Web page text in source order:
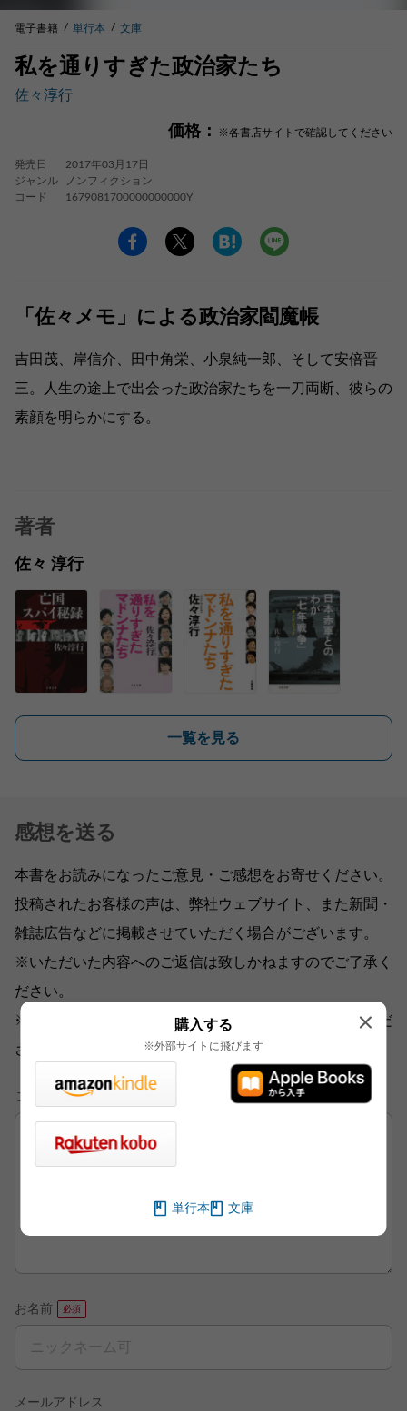
電子書籍 単行本 文庫
私を通りすぎた政治家たち
佐々淳行
価格： ※各書店サイトで確認してください
発売日
2017年03月17日
ジャンル
ノンフィクション
コード
1679081700000000000Y
「佐々メモ」による政治家閻魔帳
吉田茂、岸信介、田中角栄、小泉純一郎、そして安倍晋
三。人生の途上で出会った政治家たちを一刀両断、彼らの
素顔を明らかにする。
著者
佐々 淳行
一覧を見る
感想を送る
本書をお読みになったご意見・ご感想をお寄せください。
投稿されたお客様の声は、弊社ウェブサイト、また新聞・
雑誌広告などに掲載させていただく場合がございます。
※いただいた内容へのご返信は致しかねますのでご了承く
ださい。
※ご意見・ご感想以外は、 こちら
から各部門にお送りくだ
さい。
ご意見・ご感想
お名前
メールアドレス
購入する
※外部サイトに飛びます
単行本 文庫